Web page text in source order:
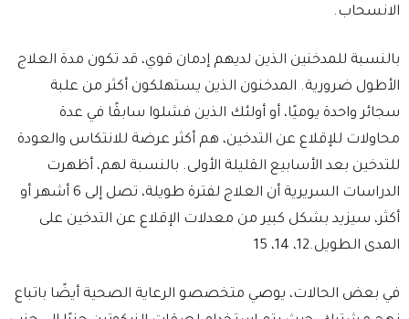
الانسحاب.
بالنسبة للمدخنين الذين لديهم إدمان قوي، قد تكون مدة العلاج
الأطول ضرورية. المدخنون الذين يستهلكون أكثر من علبة
سجائر واحدة يوميًا، أو أولئك الذين فشلوا سابقًا في عدة
محاولات للإقلاع عن التدخين، هم أكثر عرضة للانتكاس والعودة
للتدخين بعد الأسابيع القليلة الأولى. بالنسبة لهم، أظهرت
الدراسات السريرية أن العلاج لفترة طويلة، تصل إلى 6 أشهر أو
أكثر، سيزيد بشكل كبير من معدلات الإقلاع عن التدخين على
المدى الطويل.12، 14، 15
في بعض الحالات، يوصي متخصصو الرعاية الصحية أيضًا باتباع